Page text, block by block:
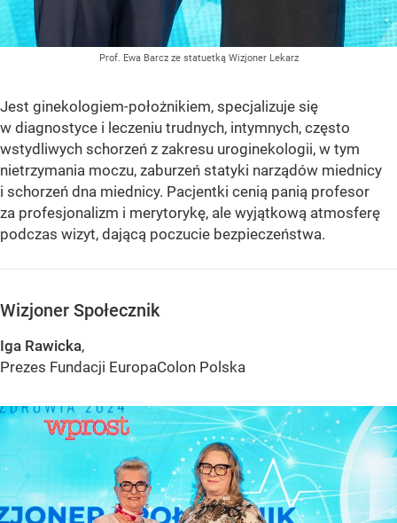
Prof. Ewa Barcz ze statuetką Wizjoner Lekarz
Jest ginekologiem-położnikiem, specjalizuje się
w diagnostyce i leczeniu trudnych, intymnych, często
wstydliwych schorzeń z zakresu uroginekologii, w tym
nietrzymania moczu, zaburzeń statyki narządów miednicy
i schorzeń dna miednicy. Pacjentki cenią panią profesor
za profesjonalizm i merytorykę, ale wyjątkową atmosferę
podczas wizyt, dającą poczucie bezpieczeństwa.
Wizjoner Społecznik
Iga Rawicka,
Prezes Fundacji EuropaColon Polska